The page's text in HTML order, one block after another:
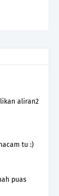
aliran2
tu :)
puas